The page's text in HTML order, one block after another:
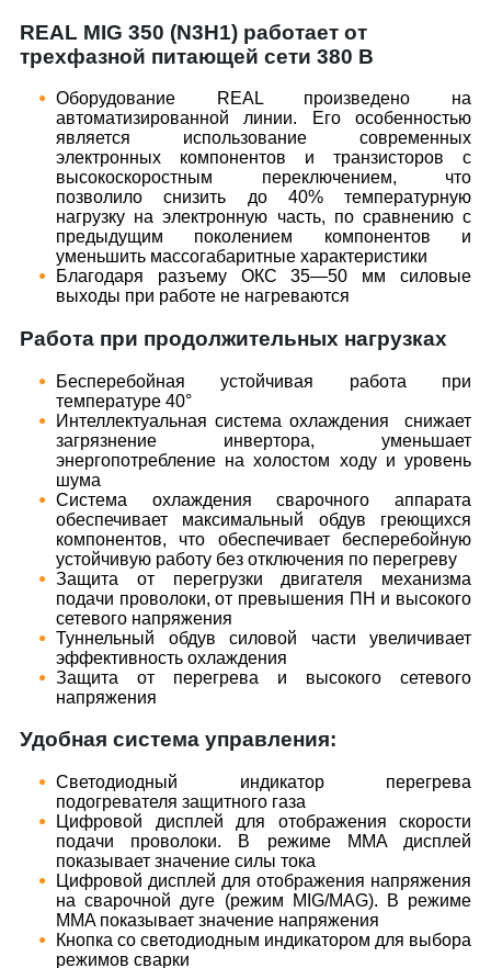
REAL MIG 350 (N3H1) работает от
трехфазной питающей сети 380 В
Оборудование REAL произведено на
автоматизированной линии. Его особенностью
является использование современных
электронных компонентов и транзисторов с
высокоскоростным переключением, что
позволило снизить до 40% температурную
нагрузку на электронную часть, по сравнению с
предыдущим поколением компонентов и
уменьшить массогабаритные характеристики
Благодаря разъему ОКС 35—50 мм силовые
выходы при работе не нагреваются
Работа при продолжительных нагрузках
Бесперебойная устойчивая работа при
температуре 40°
Интеллектуальная система охлаждения снижает
загрязнение инвертора, уменьшает
энергопотребление на холостом ходу и уровень
шума
Система охлаждения сварочного аппарата
обеспечивает максимальный обдув греющихся
компонентов, что обеспечивает бесперебойную
устойчивую работу без отключения по перегреву
Защита от перегрузки двигателя механизма
подачи проволоки, от превышения ПН и высокого
сетевого напряжения
Туннельный обдув силовой части увеличивает
эффективность охлаждения
Защита от перегрева и высокого сетевого
напряжения
Удобная система управления:
Светодиодный индикатор перегрева
подогревателя защитного газа
Цифровой дисплей для отображения скорости
подачи проволоки. В режиме MMA дисплей
показывает значение силы тока
Цифровой дисплей для отображения напряжения
на сварочной дуге (режим MIG/MAG). В режиме
MMA показывает значение напряжения
Кнопка со светодиодным индикатором для выбора
режимов сварки